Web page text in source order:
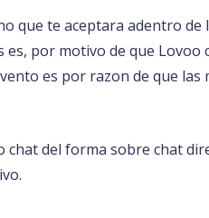
que te aceptara adentro
por motivo de que
es por razon de que
del forma sobre chat